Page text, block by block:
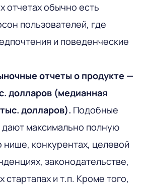
отчетах обычно есть
пользователей, где
и поведенческие
отчеты о продукте —
долларов (медианная
долларов). Подобные
дают максимально полную
конкурентах, целевой
законодательстве,
стартапах и т.п. Кроме того,